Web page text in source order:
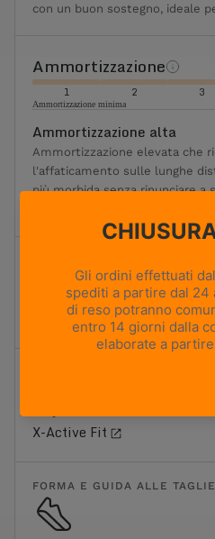
con un buon sostegno, ideale
Ammortizzazione
1 2 3
Ammortizzazione minima
Ammortizzazione alta
Ammortizzazione elevata che
l'affaticamento sulle lunghe
più morbida senza rinunciare a
Sentieri misti e terreni
X-Active Fit
FORMA E GUIDA ALLE TAGLIE